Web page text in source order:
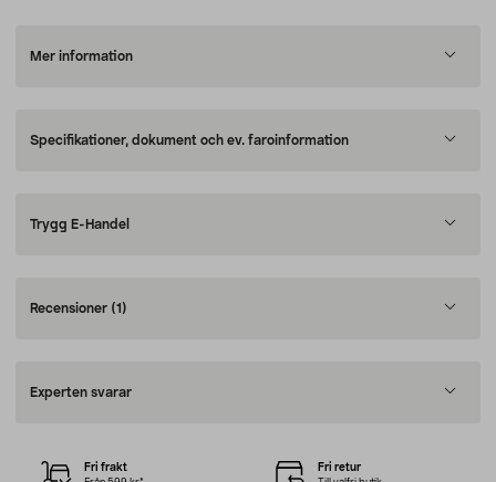
Mer information
Specifikationer, dokument och ev. faroinformation
Trygg E-Handel
Recensioner (1)
Experten svarar
Fri frakt Fri retur